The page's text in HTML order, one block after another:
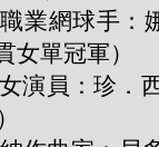
業網球手：
女單冠軍）
演員：珍．